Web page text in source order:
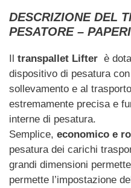
DESCRIZIONE DEL
PESATORE –
Il transpallet Lifter è
dispositivo di pesatura
sollevamento e al
estremamente precisa e
interne di pesatura.
Semplice, economico e
pesatura dei carichi
grandi dimensioni
permette l’impostazione